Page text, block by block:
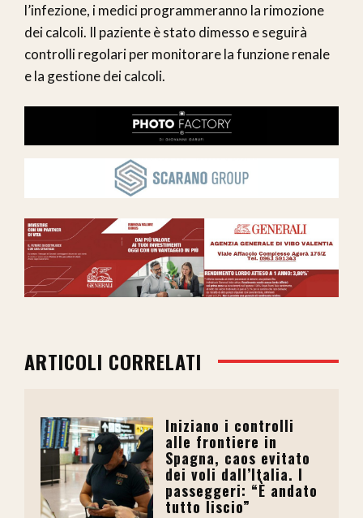
l’infezione, i medici programmeranno la rimozione
dei calcoli. Il paziente è stato dimesso e seguirà
controlli regolari per monitorare la funzione renale
e la gestione dei calcoli.
ARTICOLI CORRELATI
Iniziano i controlli
alle frontiere in
Spagna, caos evitato
dei voli dall’Italia. I
passeggeri: “È andato
tutto liscio”